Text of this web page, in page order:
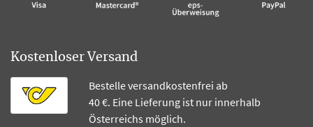
Kostenloser Versand
Bestelle versandkostenfrei ab
40 €. Eine Lieferung ist nur innerhalb
Österreichs möglich.